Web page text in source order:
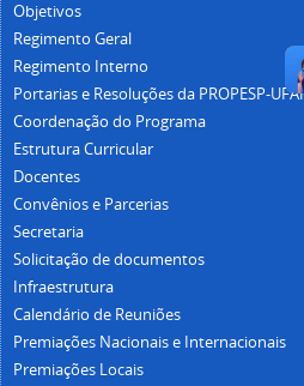
Objetivos
Regimento Geral
Regimento Interno
Portarias e Resoluções da PROPESP-
Coordenação do Programa
Estrutura Curricular
Docentes
Convênios e Parcerias
Secretaria
Solicitação de documentos
Infraestrutura
Calendário de Reuniões
Premiações Nacionais e Internacionais
Premiações Locais